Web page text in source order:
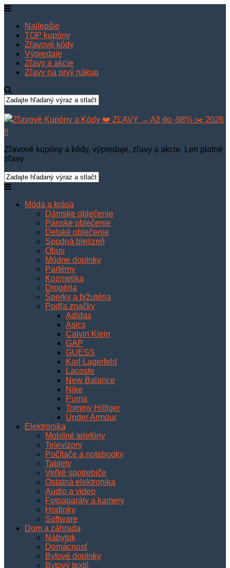
Najlepšie
TOP kupóny
Zľavové kódy
Výpredaje
Zľavy a akcie
Zľavy na prvý nákup
Zľavové kupóny a kódy, výpredaje, zľavy a akcie. Len platné
zľavy
Móda a krása
Dámske oblečenie
Pánske oblečenie
Detské oblečenie
Spodná bielizeň
Obuv
Módne doplnky
Parfémy
Kozmetika
Drogéria
Šperky a bižutéria
Podľa značky
Adidas
Asics
Calvin Klein
GAP
GUESS
Karl Lagerfeld
Lacoste
New Balance
Nike
Puma
Tommy Hilfiger
Under Armour
Elektronika
Mobilné telefóny
Televízory
Počítače a notebooky
Tablety
Veľké spotrebiče
Ostatná elektronika
Audio a video
Fotoaparáty a kamery
Hodinky
Software
Dom a záhrada
Nábytok
Domácnosť
Bytové doplnky
Bytový textil